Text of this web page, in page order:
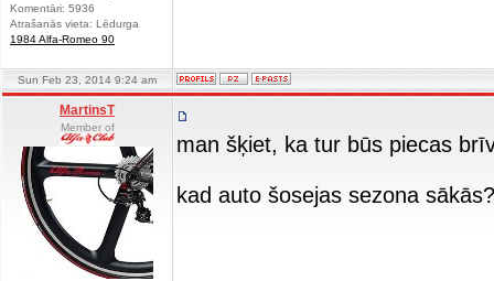
Komentāri: 5936
Atrašanās vieta: Lēdurga
1984 Alfa-Romeo 90
Sun Feb 23, 2014 9:24 am
MartinsT
Member of
man šķiet, ka tur būs piecas
kad auto šosejas sezona sākās?